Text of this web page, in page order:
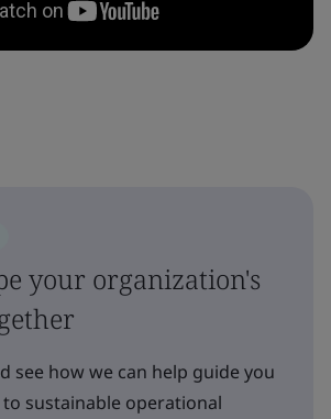
your organization's
see how we can help guide you
sustainable operational